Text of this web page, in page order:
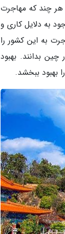
هر چند که مهاجرت
به دلایل کاری و
به این کشور را
بدانند. بهبود
بهبود ببخشد.